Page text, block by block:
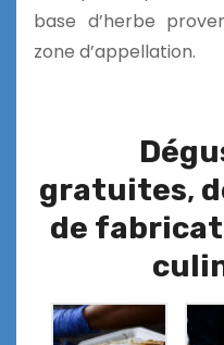
base d’herbe
zone d’appellation.
gratuites,
de